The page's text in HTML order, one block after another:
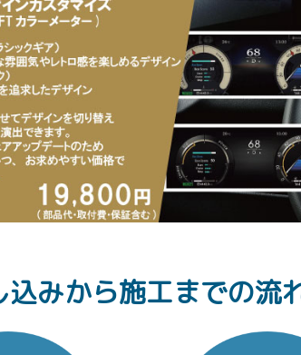
込みから施工までの流